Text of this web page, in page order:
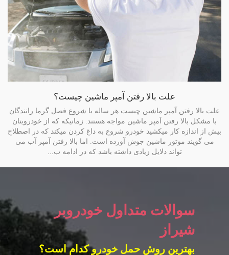
علت بالا رفتن آمپر ماشین چیست؟
علت بالا رفتن آمپر ماشین چیست هر ساله با شروع فصل گرما رانندگان
با مشکل بالا رفتن آمپر ماشین مواجه هستند. زمانیکه که از خودرویتان
بیش از اندازه کار میکشید خودرو شروع به داغ کردن میکند که در اصطلاح
می گویند موتور ماشین جوش آورده است. اما بالا رفتن آمپر آب می
تواند دلایل زیادی داشته باشد که در ادامه ب...
سوالات متداول خودروبر
شیراز
بهترین روش حمل خودرو کدام است؟